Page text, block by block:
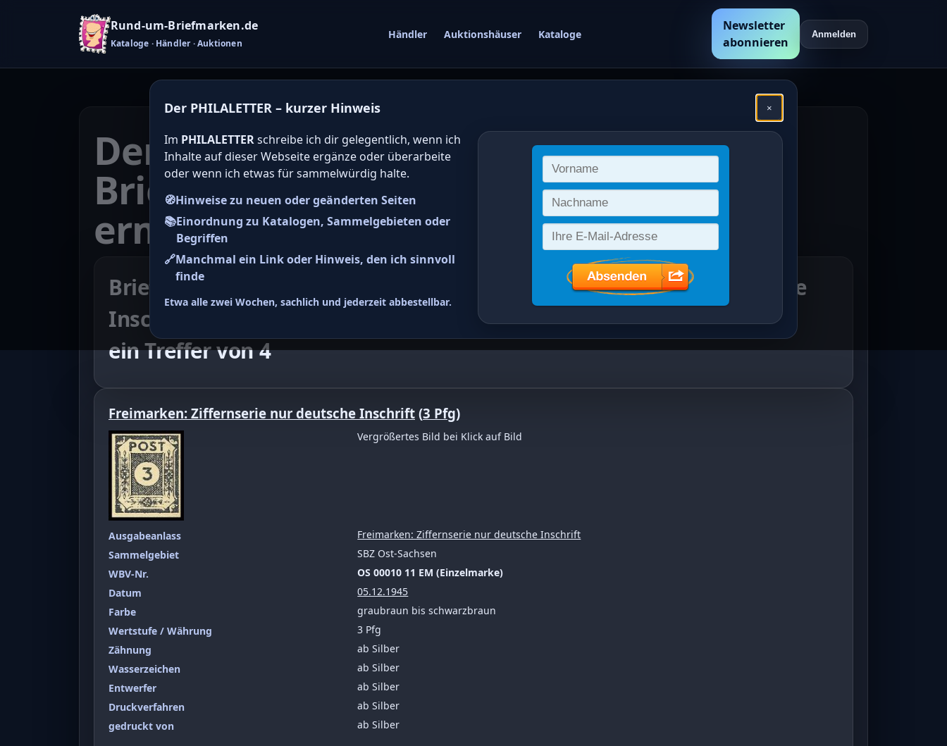
Rund-um-Briefmarken.de
Kataloge · Händler · Auktionen
Händler Auktionshäuser Kataloge
Newsletter
abonnieren
Anmelden
Der PHILALETTER – kurzer Hinweis ×
Im PHILALETTERschreibe ich dir gelegentlich, wenn ich
Inhalte auf dieser Webseite ergänze oder überarbeite
oder wenn ich etwas für sammelwürdig halte.
🧭Hinweise zu neuen oder geänderten Seiten
📚Einordnung zu Katalogen, Sammelgebieten oder
Begriffen
🔗Manchmal ein Link oder Hinweis, den ich sinnvoll
finde
Etwa alle zwei Wochen, sachlich und jederzeit abbestellbar.
Den Katalogwert von deutschen
Briefmarken online bestimmen /
ermitteln
Briefmarke zu SBZ Ost-Sachsen Freimarken: Ziffernserie nur deutsche
Inschrift 3 Pfg graubraun bis schwarzbraun
ein Treffer von 4
Freimarken: Ziffernserie nur deutsche Inschrift (3 Pfg)
Vergrößertes Bild bei Klick auf Bild
Ausgabeanlass
Freimarken: Ziffernserie nur deutsche Inschrift
Sammelgebiet
SBZ Ost-Sachsen
WBV-Nr.
OS 00010 11 EM (Einzelmarke)
Datum
05.12.1945
Farbe
graubraun bis schwarzbraun
Wertstufe / Währung
3 Pfg
Zähnung
ab Silber
Wasserzeichen
ab Silber
Entwerfer
ab Silber
Druckverfahren
ab Silber
gedruckt von
ab Silber